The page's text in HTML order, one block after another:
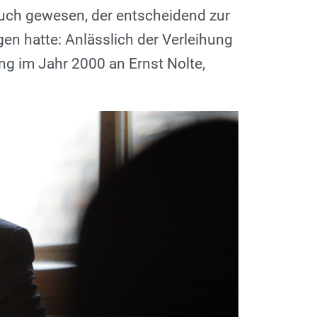
gewesen, der entscheidend zur
hatte: Anlässlich der Verleihung
im Jahr 2000 an Ernst Nolte,